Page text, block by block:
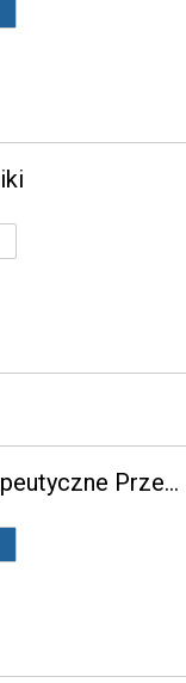
Niepubliczne Przedszkole Terapeutyczne Przedszkółka Talentów